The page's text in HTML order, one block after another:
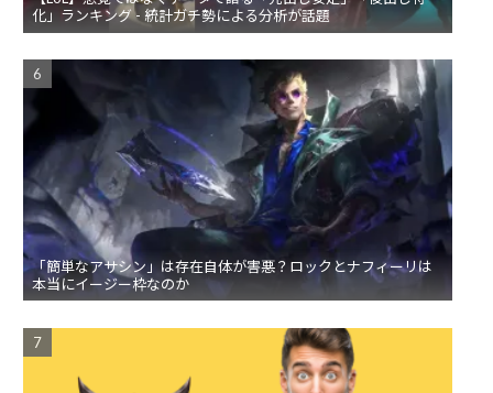
化」ランキング - 統計ガチ勢による分析が話題
「簡単なアサシン」は存在自体が害悪？ロックとナフィーリは
本当にイージー枠なのか